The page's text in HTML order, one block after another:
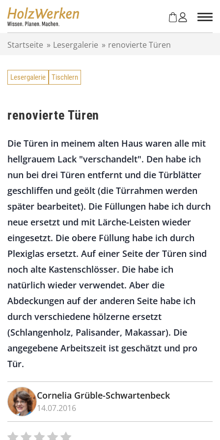
Startseite » Lesergalerie » renovierte Türen
Lesergalerie Tischlern
renovierte Türen
Die Türen in meinem alten Haus waren alle mit
hellgrauem Lack "verschandelt". Den habe ich
nun bei drei Türen entfernt und die Türblätter
geschliffen und geölt (die Türrahmen werden
später bearbeitet). Die Füllungen habe ich durch
neue ersetzt und mit Lärche-Leisten wieder
eingesetzt. Die obere Füllung habe ich durch
Plexiglas ersetzt. Auf einer Seite der Türen sind
noch alte Kastenschlösser. Die habe ich
natürlich wieder verwendet. Aber die
Abdeckungen auf der anderen Seite habe ich
durch verschiedene hölzerne ersetzt
(Schlangenholz, Palisander, Makassar). Die
angegebene Arbeitszeit ist geschätzt und pro
Tür.
Cornelia Grüble-Schwartenbeck
14.07.2016